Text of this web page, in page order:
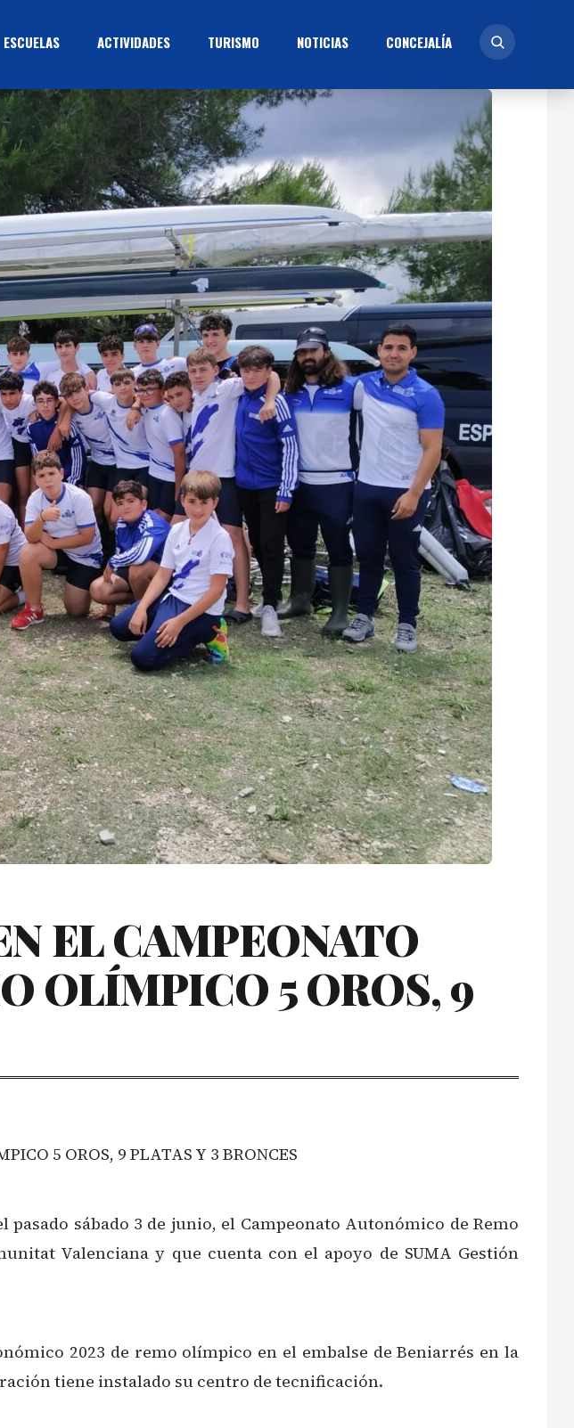
ESCUELAS ACTIVIDADES TURISMO NOTICIAS CONCEJALÍ­A
EL CAMPEONATO
OLÍMPICO 5 OROS, 9
5 OROS, 9 PLATAS Y 3 BRONCES
sábado 3 de junio, el Campeonato Autonómico de Remo
Valenciana y que cuenta con el apoyo de SUMA Gestión
2023 de remo olímpico en el embalse de Beniarrés en la
tiene instalado su centro de tecnificación.